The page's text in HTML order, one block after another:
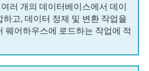
러 개의 데이터베이스에서 데이
하고, 데이터 정제 및 변환 작업을
웨어하우스에 로드하는 작업에 적